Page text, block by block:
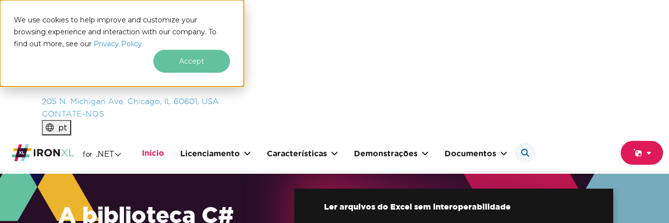
We use cookies to help improve and customize your
browsing experience and interaction with our company. To
find out more, see our Privacy Policy.
Accept
IRONSOFTWARE
PRODUTOS
EMPRESA
205 N. Michigan Ave. Chicago, IL 60601, USA
CONTATE-NOS
pt
for .NET Início Licenciamento Características Demonstrações Documentos
A biblioteca C#
Ler arquivos do Excel sem interoperabilidade